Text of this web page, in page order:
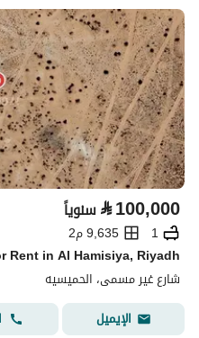
⃁100,000 سنوياً
1
9,635 م2
Rent in Al Hamisiya, Riyadh
شارع غير مسمى، الحميسيه
الإيميل